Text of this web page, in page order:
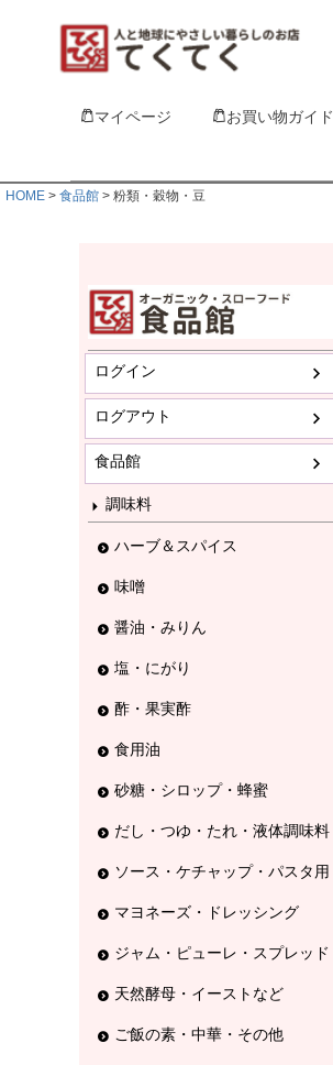
マイページ お買い物ガイド
HOME 食品館 粉類・穀物・豆
ログイン
ログアウト
食品館
調味料
ハーブ＆スパイス
味噌
醤油・みりん
塩・にがり
酢・果実酢
食用油
砂糖・シロップ・蜂蜜
だし・つゆ・たれ・液体調味料
ソース・ケチャップ・パスタ用
マヨネーズ・ドレッシング
ジャム・ピューレ・スプレッド
天然酵母・イーストなど
ご飯の素・中華・その他